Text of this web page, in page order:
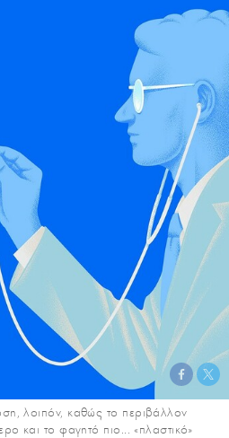
λοιπόν, καθώς το περιβάλλον
και το φαγητό πιο... «πλαστικό»